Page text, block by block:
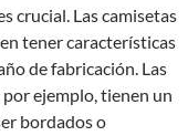
crucial. Las camisetas
tener características
de fabricación. Las
por ejemplo, tienen un
bordados o